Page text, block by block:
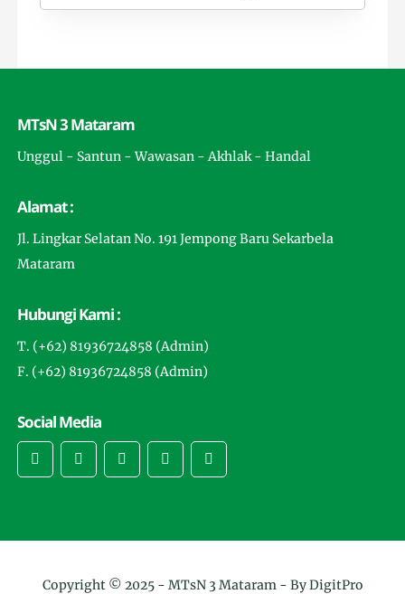
MTsN 3 Mataram
Unggul - Santun - Wawasan - Akhlak - Handal
Alamat :
Jl. Lingkar Selatan No. 191 Jempong Baru Sekarbela
Mataram
Hubungi Kami :
T. (+62) 81936724858 (Admin)
F. (+62) 81936724858 (Admin)
Social Media
Copyright © 2025 - MTsN 3 Mataram- By DigitPro